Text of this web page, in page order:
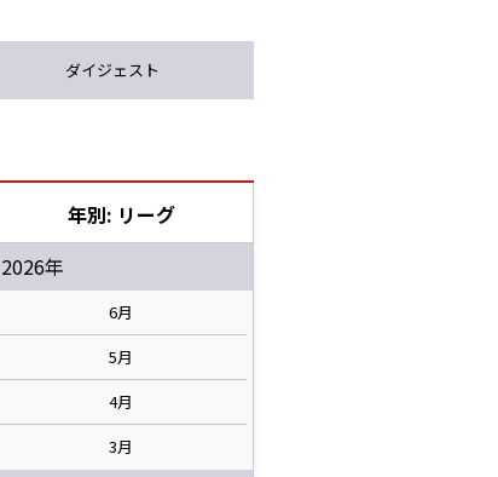
ダイジェスト
年別: リーグ
2026年
6月
5月
4月
3月